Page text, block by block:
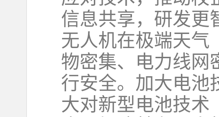
信息共享，研发更
无人机在极端天气
物密集、电力线网
行安全。加大电池
大对新型电池技术